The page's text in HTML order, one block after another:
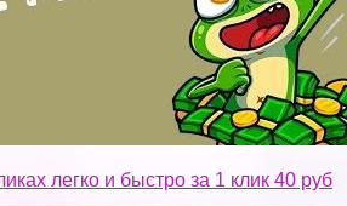
легко и быстро за 1 клик 40 руб